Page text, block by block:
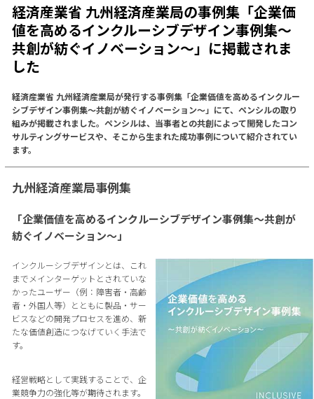
経済産業省 九州経済産業局の事例集「企業価
値を高めるインクルーシブデザイン事例集～
共創が紡ぐイノベーション～」に掲載されま
した
経済産業省 九州経済産業局が発行する事例集「企業価値を高めるインクルー
シブデザイン事例集～共創が紡ぐイノベーション～」にて、ペンシルの取り
組みが掲載されました。ペンシルは、当事者との共創によって開発したコン
サルティングサービスや、そこから生まれた成功事例について紹介されてい
ます。
九州経済産業局事例集
「企業価値を高めるインクルーシブデザイン事例集～共創が
紡ぐイノベーション～」
インクルーシブデザインとは、これ
までメインターゲットとされていな
かったユーザー（例：障害者・高齢
者・外国人等）とともに製品・サー
ビスなどの開発プロセスを進め、新
たな価値創造につなげていく手法で
す。
経営戦略として実践することで、企
業競争力の強化等が期待されます。